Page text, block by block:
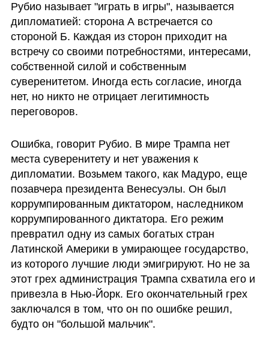
Рубио называет "играть в игры", называется
дипломатией: сторона А встречается со
стороной Б. Каждая из сторон приходит на
встречу со своими потребностями, интересами,
собственной силой и собственным
суверенитетом. Иногда есть согласие, иногда
нет, но никто не отрицает легитимность
переговоров.
Ошибка, говорит Рубио. В мире Трампа нет
места суверенитету и нет уважения к
дипломатии. Возьмем такого, как Мадуро, еще
позавчера президента Венесуэлы. Он был
коррумпированным диктатором, наследником
коррумпированного диктатора. Его режим
превратил одну из самых богатых стран
Латинской Америки в умирающее государство,
из которого лучшие люди эмигрируют. Но не за
этот грех администрация Трампа схватила его и
привезла в Нью-Йорк. Его окончательный грех
заключался в том, что он по ошибке решил,
будто он "большой мальчик".